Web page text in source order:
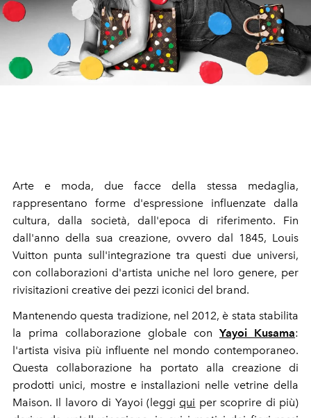
Arte e moda, due facce della stessa medaglia,
rappresentano forme d'espressione influenzate dalla
cultura, dalla società, dall'epoca di riferimento. Fin
dall'anno della sua creazione, ovvero dal 1845, Louis
Vuitton punta sull'integrazione tra questi due universi,
con collaborazioni d'artista uniche nel loro genere, per
rivisitazioni creative dei pezzi iconici del brand.
Mantenendo questa tradizione, nel 2012, è stata stabilita
la prima collaborazione globale con Yayoi Kusama:
l'artista visiva più influente nel mondo contemporaneo.
Questa collaborazione ha portato alla creazione di
prodotti unici, mostre e installazioni nelle vetrine della
Maison. Il lavoro di Yayoi (leggi qui per scoprire di più)